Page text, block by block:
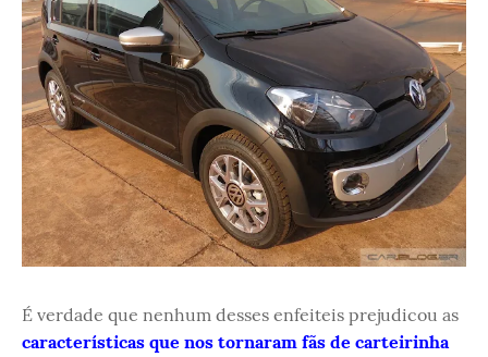
É verdade que nenhum desses enfeiteis prejudicou as
características que nos tornaram fãs de carteirinha